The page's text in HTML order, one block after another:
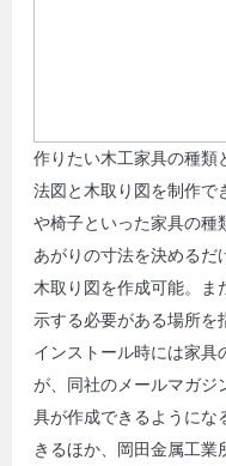
作りたい木工家具の種類
法図と木取り図を制作で
や椅子といった家具の種
あがりの寸法を決めるだ
木取り図を作成可能。ま
示する必要がある場所を
インストール時には家具
が、同社のメールマガジ
具が作成できるようにな
きるほか、岡田金属工業